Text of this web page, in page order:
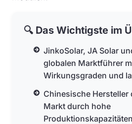
🔍 Das Wichtigste im
JinkoSolar, JA Solar
globalen Marktführer
Wirkungsgraden und
Chinesische Hersteller
Markt durch hohe